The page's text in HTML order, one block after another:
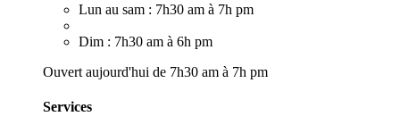
Lun au sam : 7h30 am à 7h pm
Dim : 7h30 am à 6h pm
Ouvert aujourd'hui de 7h30 am à 7h pm
Services